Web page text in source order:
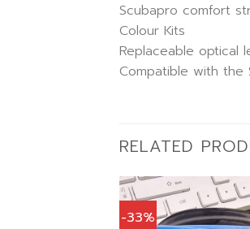
Scubapro comfort
Colour Kits
Replaceable optical
Compatible with the
RELATED
-33%